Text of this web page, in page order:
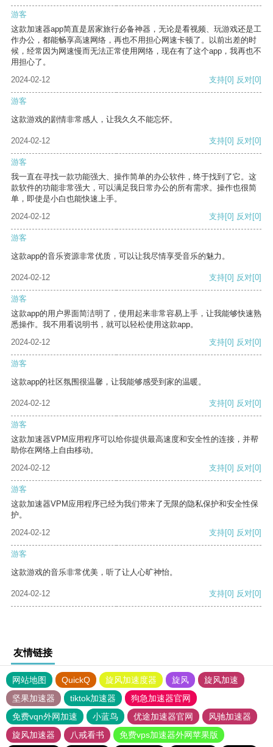
游客
这款加速器app简直是居家旅行必备神器，无论是看视频、玩游戏还是工
作办公，都能畅享高速网络，再也不用担心网速卡顿了。以前出差的时
候，经常因为网速慢而无法正常使用网络，现在有了这个app，我再也不
用担心了。
2024-02-12
支持[0] 反对[0]
游客
这款游戏的剧情非常感人，让我久久不能忘怀。
2024-02-12 支持[0] 反对[0]
游客
我一直在寻找一款功能强大、操作简单的办公软件，终于找到了它。这
款软件的功能非常强大，可以满足我日常办公的所有需求。操作也很简
单，即使是小白也能快速上手。
2024-02-12
支持[0] 反对[0]
游客
这款app的音乐资源非常优质，可以让我尽情享受音乐的魅力。
2024-02-12 支持[0] 反对[0]
游客
这款app的用户界面简洁明了，使用起来非常容易上手，让我能够快速熟
悉操作。我不用看说明书，就可以轻松使用这款app。
2024-02-12
支持[0] 反对[0]
游客
这款app的社区氛围很温馨，让我能够感受到家的温暖。
2024-02-12 支持[0] 反对[0]
游客
这款加速器VPM应用程序可以给你提供最高速度和安全性的连接，并帮
助你在网络上自由移动。
2024-02-12
支持[0] 反对[0]
游客
这款加速器VPM应用程序已经为我们带来了无限的隐私保护和安全性保
护。
2024-02-12
支持[0] 反对[0]
游客
这款游戏的音乐非常优美，听了让人心旷神怡。
2024-02-12 支持[0] 反对[0]
友情链接
网站地图 QuickQ 旋风加速度器 旋风
旋风加速
坚果加速器
tiktok加速器
狗急加速器官网
免费vqn外网加速
小蓝鸟 优途加速器官网
风驰加速器
旋风加速器
八戒看书 免费vps加速器外网苹果版